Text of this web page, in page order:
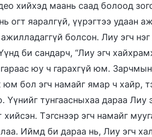
хийхэд маань саад болоод
огт яаралгүй, үүрэгтээ удаан
болсон. Лиу эгч нэг
би сандарч, “Лиу эгч
юу ч гарахгүй юм.
юм бол эгч намайг ямар ч хайр,
тунгаасныхаа дараа Лиу
Тэгснээр эгч намайг
Иймд би дараа нь, Лиу эгч